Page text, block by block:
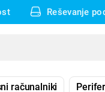
Reševanje
računalniki